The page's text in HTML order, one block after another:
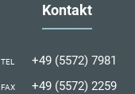
Kontakt
TEL +49 (5572) 7981
FAX +49 (5572) 2259